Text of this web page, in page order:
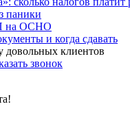
паники
на ОСНО
и когда сдавать
довольных клиентов
звонок